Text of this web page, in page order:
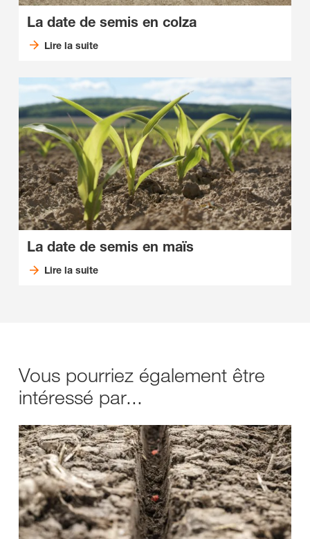
La date de semis en colza
Lire la suite
La date de semis en maïs
Lire la suite
Vous pourriez également être
intéressé par...